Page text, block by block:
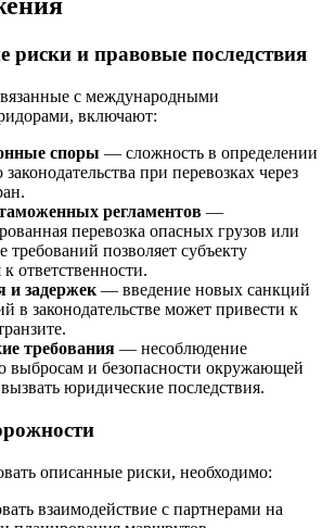
риски и правовые последствия
с международными
включают:
споры — сложность в определении
при перевозках через
регламентов —
перевозка опасных грузов или
требований позволяет субъекту
ответственности.
и задержек — введение новых санкций
в законодательстве может привести к
требования — несоблюдение
выбросам и безопасности окружающей
юридические последствия.
описанные риски, необходимо:
взаимодействие с партнерами на